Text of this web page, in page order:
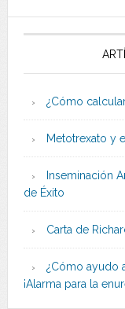
¿Cómo
Metotrexato y
Inseminación
de Éxito
Carta de
¿Cómo ayudo
¡Alarma para la